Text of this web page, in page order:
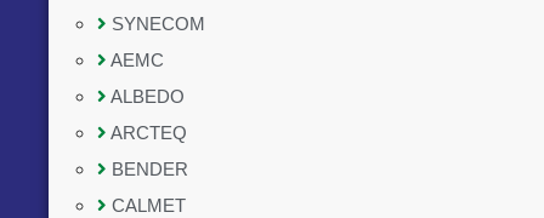
SYNECOM
AEMC
ALBEDO
ARCTEQ
BENDER
CALMET